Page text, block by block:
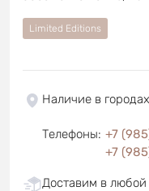
Limited Editions
Наличие в городах
Телефоны: +7
+7
Доставим в